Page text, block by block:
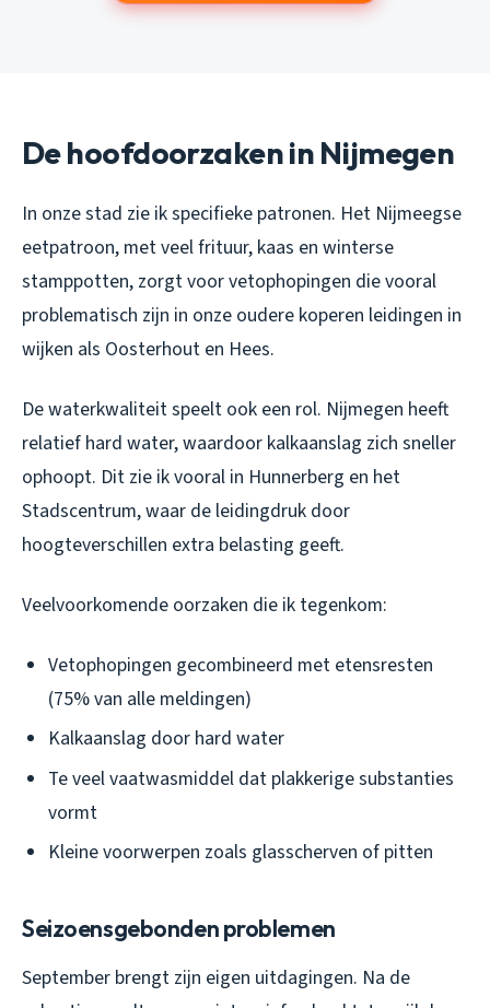
De hoofdoorzaken in Nijmegen
In onze stad zie ik specifieke patronen. Het Nijmeegse
eetpatroon, met veel frituur, kaas en winterse
stamppotten, zorgt voor vetophopingen die vooral
problematisch zijn in onze oudere koperen leidingen in
wijken als Oosterhout en Hees.
De waterkwaliteit speelt ook een rol. Nijmegen heeft
relatief hard water, waardoor kalkaanslag zich sneller
ophoopt. Dit zie ik vooral in Hunnerberg en het
Stadscentrum, waar de leidingdruk door
hoogteverschillen extra belasting geeft.
Veelvoorkomende oorzaken die ik tegenkom:
Vetophopingen gecombineerd met etensresten
(75% van alle meldingen)
Kalkaanslag door hard water
Te veel vaatwasmiddel dat plakkerige substanties
vormt
Kleine voorwerpen zoals glasscherven of pitten
Seizoensgebonden problemen
September brengt zijn eigen uitdagingen. Na de